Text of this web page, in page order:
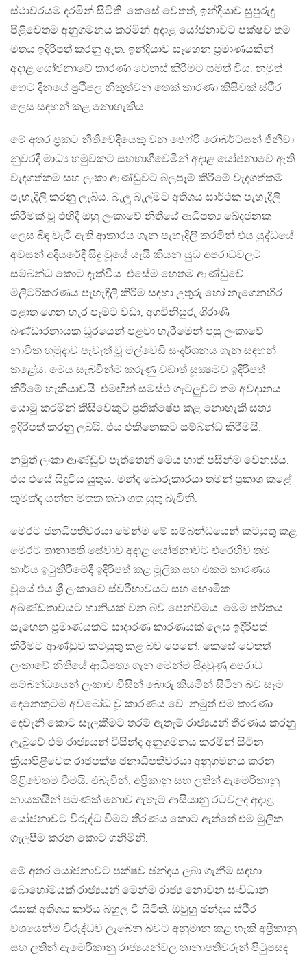
ස්ථාවරයම දරමින් සිටිති. කෙසේ වෙතත්, ඉන්දියාව සුපුරුදු
පිළිවෙතම අනුගමනය කරමින් අදාළ යෝජනාවට පක්ෂව තම
මතය ඉදිරිපත් කරනු ඇත. ඉන්දියාව සෑහෙන ප්‍රමාණයකින්
අදාළ යෝජනාවේ කාරණා වෙනස් කිරීමට සමත් විය. නමුත්
හෙට දිනයේ ප්‍රථිපල නිකුත්වන තෙක් කාරණා කිසිවක් ස්ථීර
ලෙස සඳහන් කළ නොහැකිය.
මේ අතර ප්‍රකට නීතිවේදීයෙකු වන ජෙෆ්රි රොබර්ට්සන් ජිනීවා
නුවරදී මාධ්‍ය හමුවකට සහභාගීවෙමින් අදාළ යෝජනාවේ ඇති
වැදගත්කම සහ ලංකා ආණ්ඩුවට බලපෑම් කිරීමේ වැදගත්කම්
පැහැදිලි කරනු ලැබීය. බැලූ බැල්මට අතිශය සාර්ථක පැහැදිලි
කිරීමක් වූ එහිදී ඔහු ලංකාවේ නිතීයේ ආධිපත්‍ය ඛේදජනක
ලෙස බිඳ වැටී ඇති ආකාරය ගැන පැහැදිලි කරමින් එය යුද්ධයේ
අවසන් අදියරේදී සිදු වූයේ යැයි කියන යුධ අපරාධවලට
සම්බන්ධ කොට දැක්වීය. එසේම හෙතම ආණ්ඩුවේ
මිලිටරිකරණය පැහැදිලි කිරීම සඳහා උතුරු හෝ නැගෙනහිර
පළාත ගෙන හැර පෑමට වඩා, අගවිනිසුරු ශිරාණි
බණ්ඩාරනායක ධූරයෙන් පළවා හැරීමෙන් පසු ලංකාවේ
නාවික හමුදාව පැවැත් වූ මල්වෙඩි සංදර්ශනය ගැන සඳහන්
කළේය. මෙය සැබවින්ම කරුණු වඩාත් සූක්‍ෂමව ඉදිරිපත්
කිරීමේ හැකියාවයි. එමඟින් සමස්ථ ගැටලුවට තම අවදානය
යොමු කරමින් කිසිවෙකුට ප්‍රතික්ෂේප කළ නොහැකි සත්‍ය
ඉදිරිපත් කරනු ලබයි. එය එකිනෙකට සම්බන්ධ කිරීමයි.
නමුත් ලංකා ආණ්ඩුව පැත්තෙන් මෙය හාත් පසින්ම වෙනස්ය.
එය එසේ සිදුවිය යුතුය. මන්ද බොරුකාරයා තමන් ප්‍රකාශ කළේ
කුමක්ද යන්න මතක තබා ගත යුතු බැවිනි.
මෙරට ජනධිපතිවරයා මෙන්ම මේ සම්බන්ධයෙන් කටයුතු කළ
මෙරට තානාපති සේවාව අදාළ යෝජනාවට එරෙහිව තම
කාර්ය ඉටුකිරීමේදී ඉදිරිපත් කළ මූලික සහ එකම කාරණය
වූයේ එය ශ්‍රී ලංකාවේ ස්වරීභාවයට සහ භෞමික
අඛණ්ඩතාවයට හානියක් වන බව පෙන්වීමය. මෙම තර්කය
සෑහෙන ප්‍රමාණයකට සාදාරණ කාරණයක් ලෙස ඉදිරිපත්
කිරීමට ආණ්ඩුව කටයුතු කළ බව පෙනේ. කෙසේ වෙතත්
ලංකාවේ නිතීයේ ආධිපත්‍ය ගැන මෙන්ම සිදුවුණු අපරාධ
සම්බන්ධයෙන් ලංකාව විසින් බොරු කියමින් සිටින බව සෑම
දෙනෙකුටම අවබෝධ වූ කාරණය වේ. නමුත් එම කාරණා
දෙවැනි කොට සැලකීමට තරම් ඇතැම් රාජ්‍යයන් තීරණය කරනු
ලැබුවේ එම රාජ්‍යයන් විසින්ද අනුගමනය කරමින් සිටින
ක්‍රියාපිළිවෙත රාජපක්ෂ ජනාධිපතිවරයා අනුගමනය කරන
පිළිවෙතම වීමයි. එබැවින්, අප්‍රිකානු සහ ලතින් ඇමෙරිකානු
නායකයින් පමණක් නොව ඇතැම් ආසියානු රටවලද අදාළ
යෝජනාවට විරුද්ධ වීමට තීරණය කොට ඇත්තේ එම මුලික
ගැලපීම කරන කොට ගනිමිනි.
මේ අතර යෝජනාවට පක්ෂව ඡන්දය ලබා ගැනීම සඳහා
බොහෝමයක් රාජ්‍යයන් මෙන්ම රාජ්‍ය නොවන සංවිධාන
රැසක් අතිශය කාර්ය බහුල වී සිටිති. ඔවුහු ඡන්දය ස්ථීර
වශයෙන්ම විරුද්ධව ලැබෙන බවට අනුමාන කළ හැකි අප්‍රිකානු
සහ ලතින් ඇමෙරිකානු රාජ්‍යයන්වල තානාපතිවරුන් පිටුපසද